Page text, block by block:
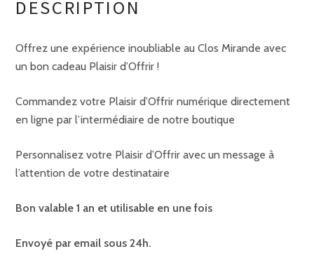
DESCRIPTION
Offrez une expérience inoubliable au Clos Mirande avec
un bon cadeau Plaisir d’Offrir !
Commandez votre Plaisir d’Offrir numérique directement
en ligne par l’intermédiaire de notre boutique
Personnalisez votre Plaisir d’Offrir avec un message à
l’attention de votre destinataire
Bon valable 1 an et utilisable en une fois
Envoyé par email sous 24h.